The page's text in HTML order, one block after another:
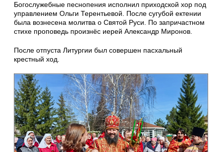
Богослужебные песнопения исполнил приходской хор под
управлением Ольги Терентьевой. После сугубой ектении
была вознесена молитва о Святой Руси. По запричастном
стихе проповедь произнёс иерей Александр Миронов.
После отпуста Литургии был совершен пасхальный
крестный ход.